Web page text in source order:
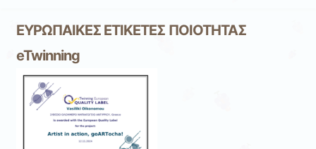
ΕΥΡΩΠΑΙΚΕΣ ΕΤΙΚΕΤΕΣ ΠΟΙΟΤΗΤΑΣ
eTwinning